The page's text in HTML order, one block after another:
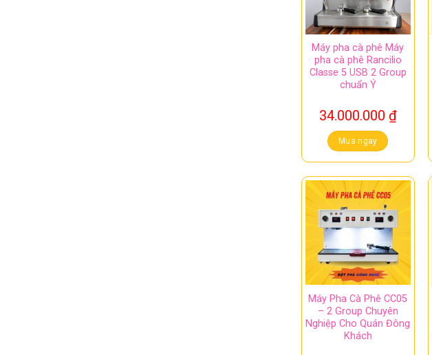
Máy pha cà phê Máy
pha cà phê Rancilio
Classe 5 USB 2 Group
chuẩn Ý
34.000.000 ₫
Mua ngay
Máy Pha Cà Phê CC05
– 2 Group Chuyên
Nghiệp Cho Quán Đông
Khách